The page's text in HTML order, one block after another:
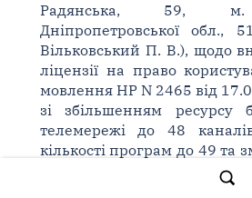
Радянська, 59, м.
Дніпропетровської обл.,
Вільковський П. В.), щодо
ліцензії на право
мовлення НР N 2465 від
зі збільшенням ресурсу
телемережі до 48
кількості програм до 49 та
концепції (принципи,
перелік) програм для